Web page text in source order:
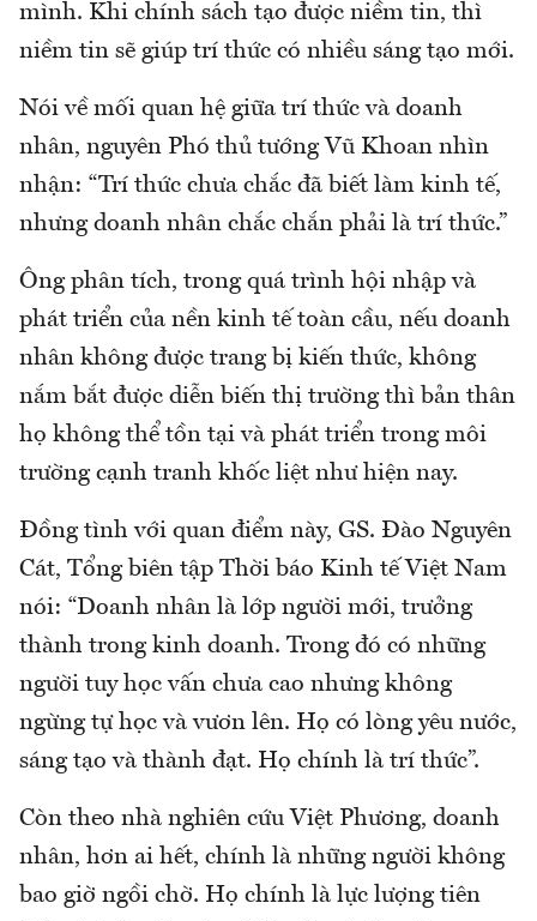
mình. Khi chính sách tạo được niềm tin, thì
niềm tin sẽ giúp trí thức có nhiều sáng tạo mới.
Nói về mối quan hệ giữa trí thức và doanh
nhân, nguyên Phó thủ tướng Vũ Khoan nhìn
nhận: “Trí thức chưa chắc đã biết làm kinh tế,
nhưng doanh nhân chắc chắn phải là trí thức.”
Ông phân tích, trong quá trình hội nhập và
phát triển của nền kinh tế toàn cầu, nếu doanh
nhân không được trang bị kiến thức, không
nắm bắt được diễn biến thị trường thì bản thân
họ không thể tồn tại và phát triển trong môi
trường cạnh tranh khốc liệt như hiện nay.
Đồng tình với quan điểm này, GS. Đào Nguyên
Cát, Tổng biên tập Thời báo Kinh tế Việt Nam
nói: “Doanh nhân là lớp người mới, trưởng
thành trong kinh doanh. Trong đó có những
người tuy học vấn chưa cao nhưng không
ngừng tự học và vươn lên. Họ có lòng yêu nước,
sáng tạo và thành đạt. Họ chính là trí thức”.
Còn theo nhà nghiên cứu Việt Phương, doanh
nhân, hơn ai hết, chính là những người không
bao giờ ngồi chờ. Họ chính là lực lượng tiên